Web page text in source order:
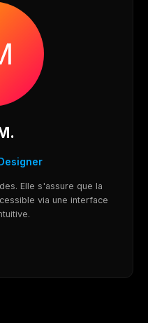
Elle s'assure que la
via une interface